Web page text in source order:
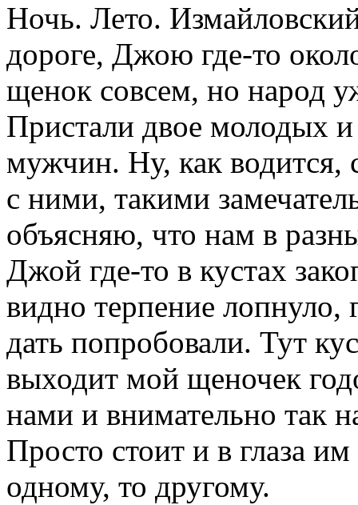
Ночь. Лето.
дороге, Джою где-то
щенок совсем, но народ
Пристали двое молодых и
мужчин. Ну, как
с ними, такими
объясняю, что нам в
Джой где-то в кустах
видно терпение
дать попробовали. Тут
выходит мой щеночек
нами и внимательно так
Просто стоит и в глаза
одному, то другому.